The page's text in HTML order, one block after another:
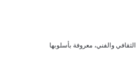
والفني، معروفة بأسلوبها